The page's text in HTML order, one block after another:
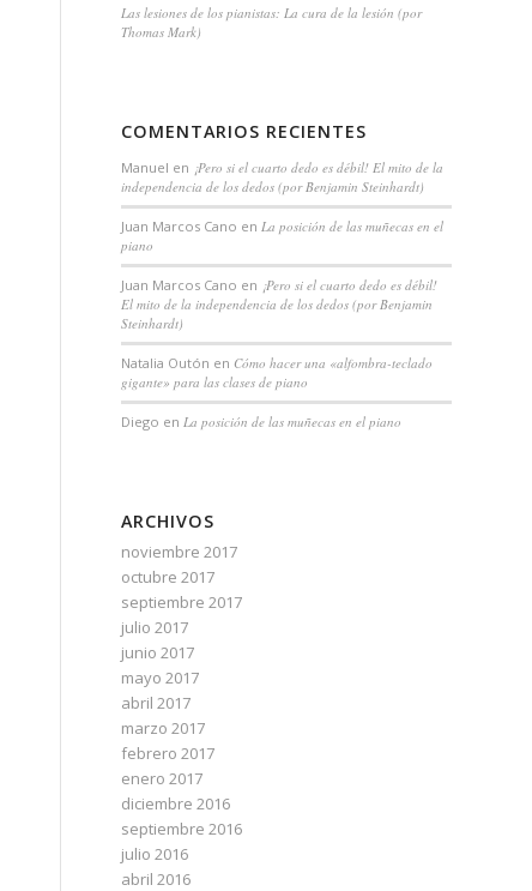
Las lesiones de los pianistas: La cura de la lesión (por
Thomas Mark)
COMENTARIOS RECIENTES
Manuel en ¡Pero si el cuarto dedo es débil! El mito de la
independencia de los dedos (por Benjamin Steinhardt)
Juan Marcos Cano enLa posición de las muñecas en el
piano
Juan Marcos Cano en ¡Pero si el cuarto dedo es débil!
El mito de la independencia de los dedos (por Benjamin
Steinhardt)
Natalia Outón en Cómo hacer una «alfombra-teclado
gigante» para las clases de piano
Diego enLa posición de las muñecas en el piano
ARCHIVOS
noviembre 2017
octubre 2017
septiembre 2017
julio 2017
junio 2017
mayo 2017
abril 2017
marzo 2017
febrero 2017
enero 2017
diciembre 2016
septiembre 2016
julio 2016
abril 2016